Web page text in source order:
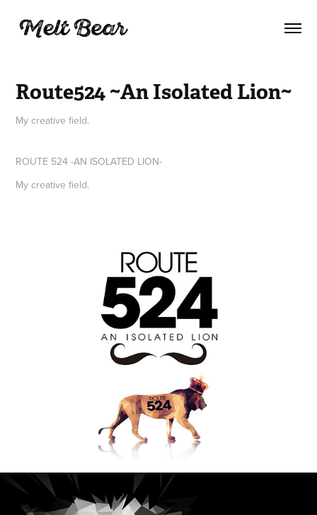
Route524 ~An Isolated Lion~
My creative field.
ROUTE 524 -AN ISOLATED LION-
My creative field.